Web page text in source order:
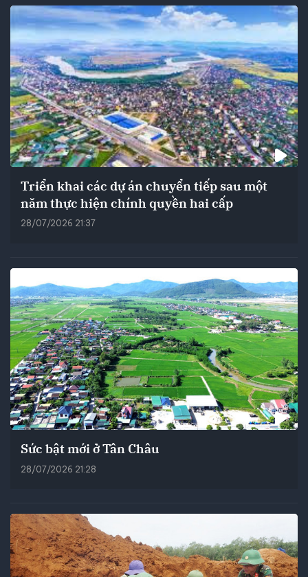
Triển khai các dự án chuyển tiếp sau một
năm thực hiện chính quyền hai cấp
28/07/2026 21:37
Sức bật mới ở Tân Châu
28/07/2026 21:28